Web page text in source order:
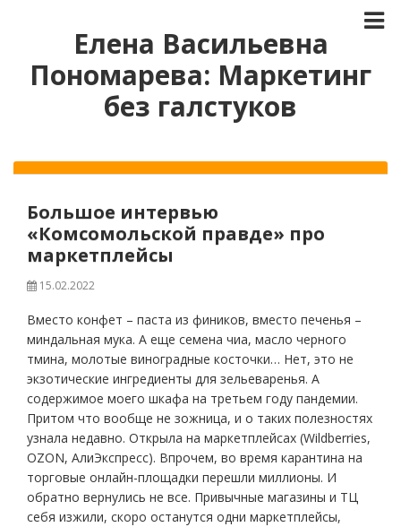
Елена Васильевна
Пономарева: Маркетинг
без галстуков
Большое интервью
«Комсомольской правде» про
маркетплейсы
15.02.2022
Вместо конфет – паста из фиников, вместо печенья –
миндальная мука. А еще семена чиа, масло черного
тмина, молотые виноградные косточки… Нет, это не
экзотические ингредиенты для зельеваренья. А
содержимое моего шкафа на третьем году пандемии.
Притом что вообще не зожница, и о таких полезностях
узнала недавно. Открыла на маркетплейсах (Wildberries,
OZON, АлиЭкспресс). Впрочем, во время карантина на
торговые онлайн-площадки перешли миллионы. И
обратно вернулись не все. Привычные магазины и ТЦ
себя изжили, скоро останутся одни маркетплейсы,